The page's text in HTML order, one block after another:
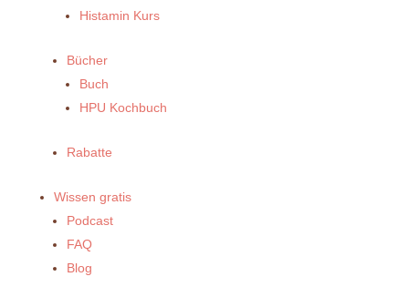
Histamin Kurs
Bücher
Buch
HPU Kochbuch
Rabatte
Wissen gratis
Podcast
FAQ
Blog